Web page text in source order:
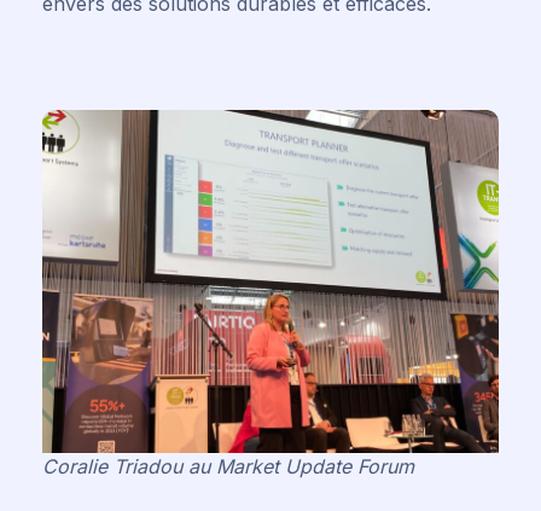
Coralie Triadou au Market Update Forum